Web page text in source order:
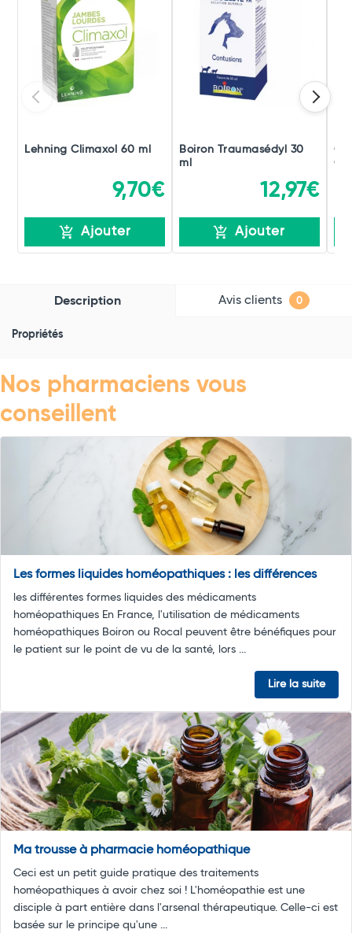
Lehning Climaxol 60 ml
9,70€
Ajouter
Boiron Traumasédyl 30
ml
12,97€
Ajouter
Description Avis clients 0
Propriétés
Nos pharmaciens vous
conseillent
Les formes liquides homéopathiques : les différences
les différentes formes liquides des médicaments
homéopathiques En France, l'utilisation de médicaments
homéopathiques Boiron ou Rocal peuvent être bénéfiques pour
le patient sur le point de vu de la santé, lors ...
Lire la suite
Ma trousse à pharmacie homéopathique
Ceci est un petit guide pratique des traitements
homéopathiques à avoir chez soi ! L'homéopathie est une
disciple à part entière dans l'arsenal thérapeutique. Celle-ci est
basée sur le principe qu'une ...